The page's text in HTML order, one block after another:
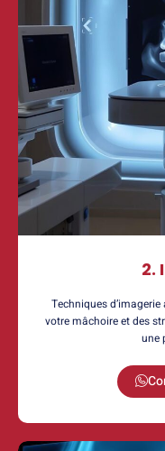
2.
Techniques
votre mâchoire et des
une